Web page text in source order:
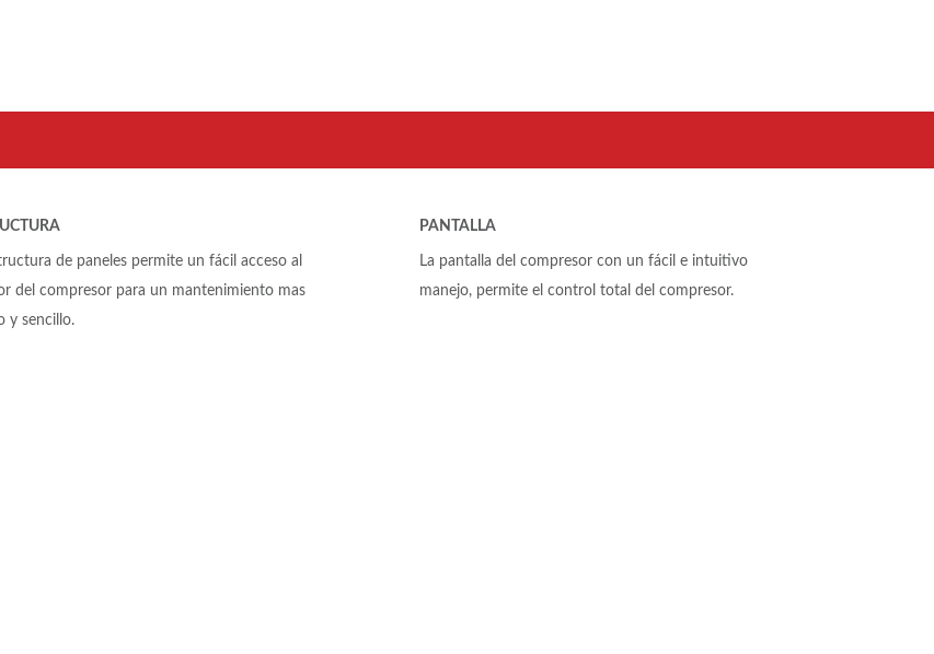
de paneles permite un fácil acceso al
del compresor para un mantenimiento mas
y sencillo.
PANTALLA
La pantalla del compresor con un fácil e intuitivo
manejo, permite el control total del compresor.